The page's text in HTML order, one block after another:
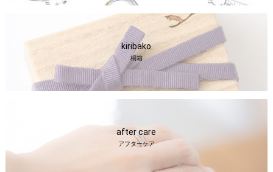
kiribako
桐箱
after care
アフターケア